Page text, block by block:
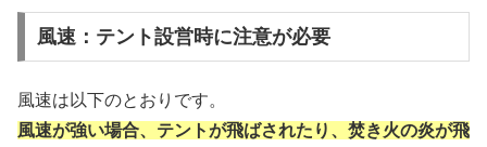
風速：テント設営時に注意が必要
風速は以下のとおりです。
風速が強い場合、テントが飛ばされたり、焚き火の炎が飛